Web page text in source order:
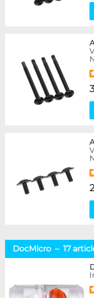
DocMicro – 17